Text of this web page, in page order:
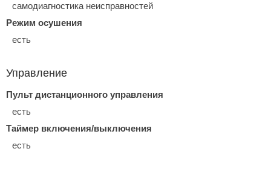
самодиагностика неисправностей
Режим осушения
есть
Управление
Пульт дистанционного управления
есть
Таймер включения/выключения
есть